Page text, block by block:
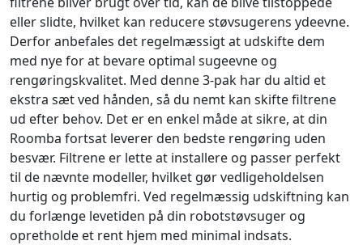
eller slidte, hvilket kan reducere støvsugerens ydeevne.
Derfor anbefales det regelmæssigt at udskifte dem
med nye for at bevare optimal sugeevne og
rengøringskvalitet. Med denne 3-pak har du altid et
ekstra sæt ved hånden, så du nemt kan skifte filtrene
ud efter behov. Det er en enkel måde at sikre, at din
Roomba fortsat leverer den bedste rengøring uden
besvær. Filtrene er lette at installere og passer perfekt
til de nævnte modeller, hvilket gør vedligeholdelsen
hurtig og problemfri. Ved regelmæssig udskiftning kan
du forlænge levetiden på din robotstøvsuger og
opretholde et rent hjem med minimal indsats.